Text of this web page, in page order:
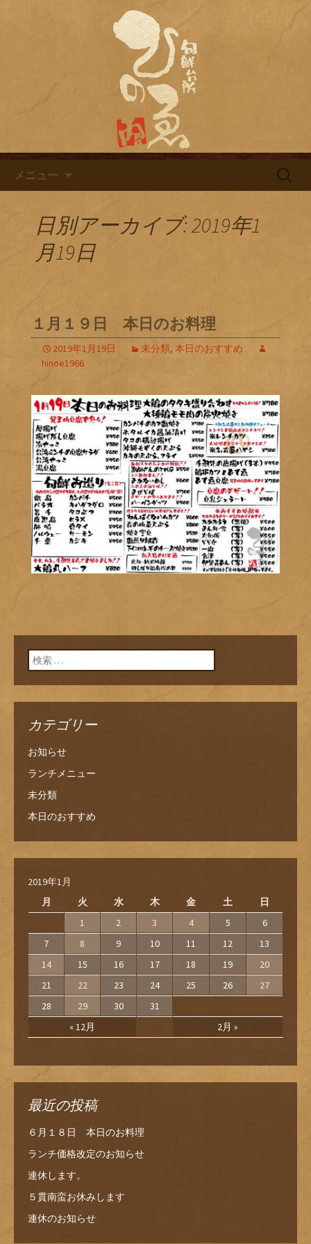
名古屋市栄にある居酒屋「旬鮮
台所ひのゑ」のブログ
名古屋市栄にある居酒屋「旬鮮台所ひ
のゑ（ひのえ）」。豊富な焼酎と海鮮
料理を中心とした、お酒に合う肴を楽
しめるお店です。季節で変わるおすす
めメニューや日替わりランチの新着情
報を随時更新中。
メニュー
検
日別アーカイブ: 2019年1
月19日
１月１９日 本日のお料理
2019年1月19日 未分類, 本日のおすすめ
hinoe1966
検索:
カテゴリー
お知らせ
ランチメニュー
未分類
本日のおすすめ
2019年1月
月
火 水 木 金 土 日
« 12月 2月 »
1 2 3 4 5
6
7
8 9 10 11 12
13
14
15 16 17 18 19
20
21
22 23 24 25 26
27
28
29 30 31
最近の投稿
６月１８日 本日のお料理
ランチ価格改定のお知らせ
連休します。
５貫南蛮お休みします
連休のお知らせ